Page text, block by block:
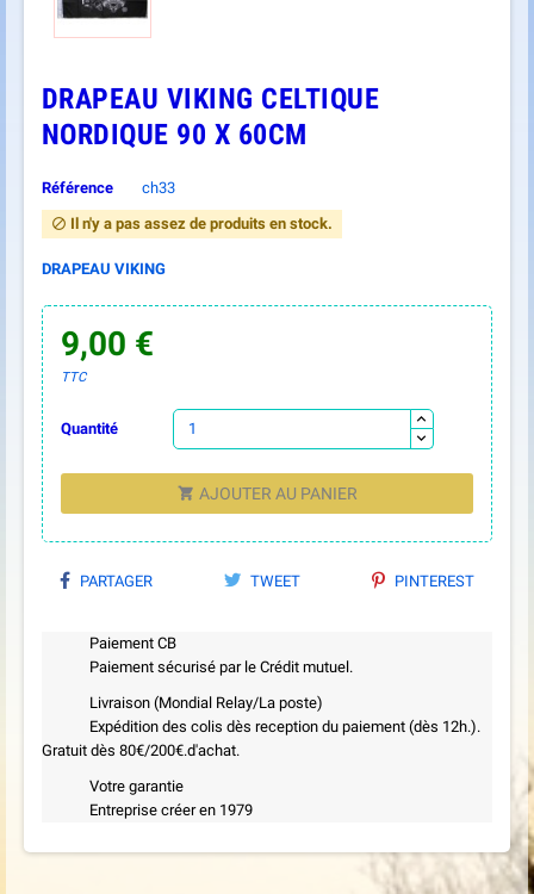
DRAPEAU VIKING CELTIQUE
NORDIQUE 90 X 60CM
Référence ch33
 Il n'y a pas assez de produits en stock.
DRAPEAU VIKING
9,00 €
TTC
Quantité
 AJOUTER AU PANIER
PARTAGER TWEET PINTEREST
Paiement CB
Paiement sécurisé par le Crédit mutuel.
Livraison (Mondial Relay/La poste)
Expédition des colis dès reception du paiement (dès 12h.).
Gratuit dès 80€/200€.d'achat.
Votre garantie
Entreprise créer en 1979